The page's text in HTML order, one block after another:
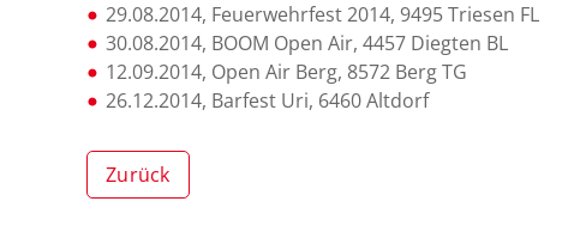
29.08.2014, Feuerwehrfest 2014, 9495 Triesen FL
30.08.2014, BOOM Open Air, 4457 Diegten BL
12.09.2014, Open Air Berg, 8572 Berg TG
26.12.2014, Barfest Uri, 6460 Altdorf
Zurück